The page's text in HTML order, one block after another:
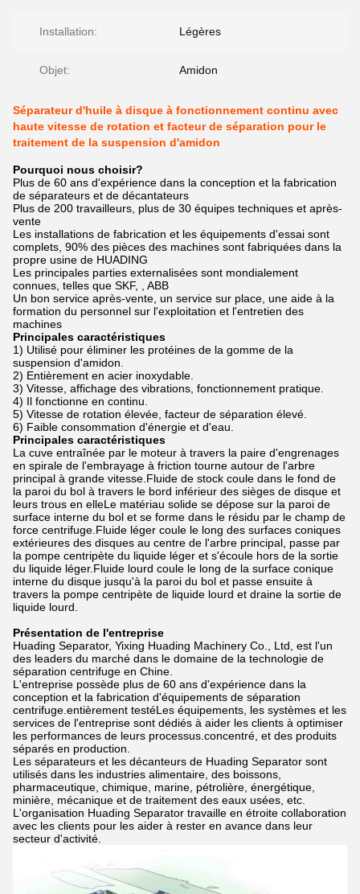
Installation: Légères
Objet: Amidon
Séparateur d'huile à disque à fonctionnement continu avec
haute vitesse de rotation et facteur de séparation pour le
traitement de la suspension d'amidon
Pourquoi nous choisir?
Plus de 60 ans d'expérience dans la conception et la fabrication
de séparateurs et de décantateurs
Plus de 200 travailleurs, plus de 30 équipes techniques et après-
vente
Les installations de fabrication et les équipements d'essai sont
complets, 90% des pièces des machines sont fabriquées dans la
propre usine de HUADING
Les principales parties externalisées sont mondialement
connues, telles que SKF, , ABB
Un bon service après-vente, un service sur place, une aide à la
formation du personnel sur l'exploitation et l'entretien des
machines
Principales caractéristiques
1) Utilisé pour éliminer les protéines de la gomme de la
suspension d'amidon.
2) Entièrement en acier inoxydable.
3) Vitesse, affichage des vibrations, fonctionnement pratique.
4) Il fonctionne en continu.
5) Vitesse de rotation élevée, facteur de séparation élevé.
6) Faible consommation d'énergie et d'eau.
Principales caractéristiques
La cuve entraînée par le moteur à travers la paire d'engrenages
en spirale de l'embrayage à friction tourne autour de l'arbre
principal à grande vitesse.Fluide de stock coule dans le fond de
la paroi du bol à travers le bord inférieur des sièges de disque et
leurs trous en elleLe matériau solide se dépose sur la paroi de
surface interne du bol et se forme dans le résidu par le champ de
force centrifuge.Fluide léger coule le long des surfaces coniques
extérieures des disques au centre de l'arbre principal, passe par
la pompe centripète du liquide léger et s'écoule hors de la sortie
du liquide léger.Fluide lourd coule le long de la surface conique
interne du disque jusqu'à la paroi du bol et passe ensuite à
travers la pompe centripète de liquide lourd et draine la sortie de
liquide lourd.
Présentation de l'entreprise
Huading Separator, Yixing Huading Machinery Co., Ltd, est l'un
des leaders du marché dans le domaine de la technologie de
séparation centrifuge en Chine.
L'entreprise possède plus de 60 ans d'expérience dans la
conception et la fabrication d'équipements de séparation
centrifuge.entièrement testéLes équipements, les systèmes et les
services de l'entreprise sont dédiés à aider les clients à optimiser
les performances de leurs processus.concentré, et des produits
séparés en production.
Les séparateurs et les décanteurs de Huading Separator sont
utilisés dans les industries alimentaire, des boissons,
pharmaceutique, chimique, marine, pétrolière, énergétique,
minière, mécanique et de traitement des eaux usées, etc.
L'organisation Huading Separator travaille en étroite collaboration
avec les clients pour les aider à rester en avance dans leur
secteur d'activité.